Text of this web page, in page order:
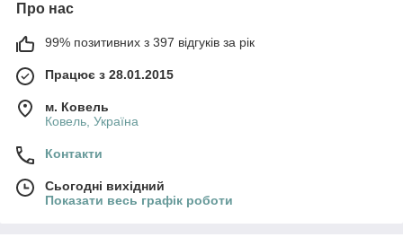
Про нас
99% позитивних з 397 відгуків за рік
Працює з 28.01.2015
м. Ковель
Ковель, Україна
Контакти
Сьогодні вихідний
Показати весь графік роботи